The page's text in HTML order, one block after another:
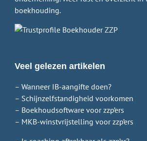
boekhouding.
Veel gelezen artikelen
– Wanneer IB-aangifte doen?
– Schijnzelfstandigheid voorkomen
– Boekhoudsoftware voor zzp’ers
– MKB-winstvrijstelling voor zzp’ers